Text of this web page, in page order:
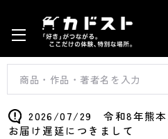
2026/07/29 令和8年熊本
お届け遅延につきまして